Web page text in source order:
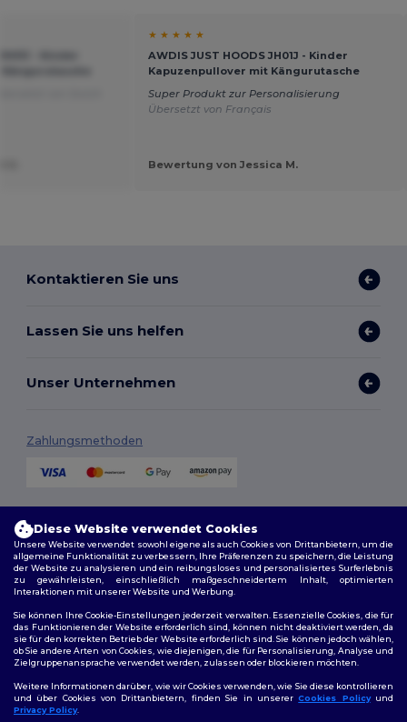
★ ★ ★ ★ ★
AWDIS JUST HOODS JH01J - Kinder
Kapuzenpullover mit Kängurutasche
Super Produkt zur Personalisierung
Übersetzt von Français
Bewertung von Jessica M.
Kontaktieren Sie uns
Lassen Sie uns helfen
Unser Unternehmen
Zahlungsmethoden
Folge uns
Diese Website verwendet Cookies
Unsere Website verwendet sowohl eigene als auch Cookies von Drittanbietern, um die
allgemeine Funktionalität zu verbessern, Ihre Präferenzen zu speichern, die Leistung
der Website zu analysieren und ein reibungsloses und personalisiertes Surferlebnis
zu gewährleisten, einschließlich maßgeschneidertem Inhalt, optimierten
Interaktionen mit unserer Website und Werbung.
Sie können Ihre Cookie-Einstellungen jederzeit verwalten. Essenzielle Cookies, die für
das Funktionieren der Website erforderlich sind, können nicht deaktiviert werden, da
sie für den korrekten Betrieb der Website erforderlich sind. Sie können jedoch wählen,
ob Sie andere Arten von Cookies, wie diejenigen, die für Personalisierung, Analyse und
Zielgruppenansprache verwendet werden, zulassen oder blockieren möchten.
Weitere Informationen darüber, wie wir Cookies verwenden, wie Sie diese kontrollieren
und über Cookies von Drittanbietern, finden Sie in unsererCookies Policyund
Privacy Policy.